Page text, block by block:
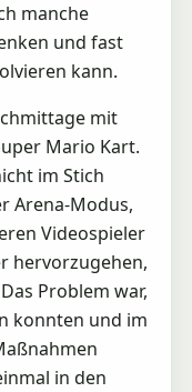
manche
und fast
kann.
mit
Mario Kart.
im Stich
Arena-Modus,
Videospieler
hervorzugehen,
Problem war,
konnten und im
in den